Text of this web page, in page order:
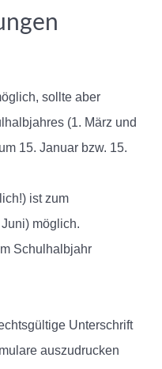
sollte aber
(1. März und
15. Januar bzw. 15.
ist zum
möglich.
Schulhalbjahr
Unterschrift
auszudrucken